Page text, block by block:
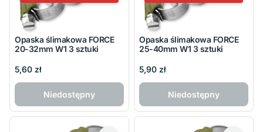
Opaska ślimakowa FORCE
20-32mm W1 3 sztuki
5,60 zł
Niedostępny
Opaska ślimakowa FORCE
25-40mm W1 3 sztuki
5,90 zł
Niedostępny